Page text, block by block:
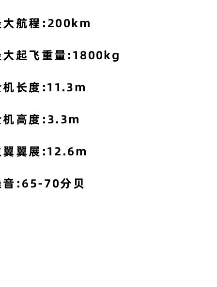
大航程:200km
大起飞重量:1800kg
机长度:11.3m
机高度:3.3m
翼翼展:12.6m
音:65-70分贝